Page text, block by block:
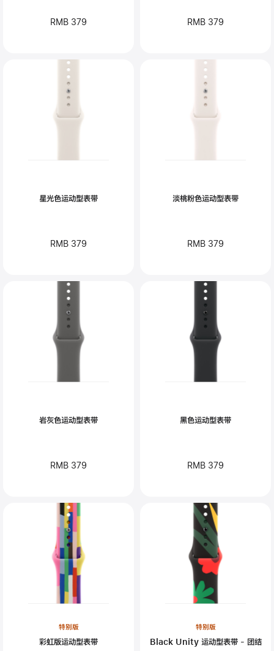
RMB 379 RMB 379
星光色运动型表带
RMB 379
淡桃粉色运动型表带
RMB 379
岩灰色运动型表带
RMB 379
黑色运动型表带
RMB 379
特别版
彩虹版运动型表带
特别版
Black Unity 运动型表带 - 团结